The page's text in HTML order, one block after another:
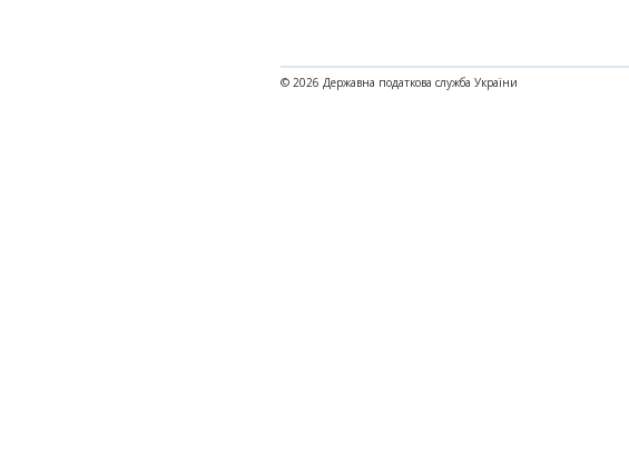
© 2026 Державна податкова служба України